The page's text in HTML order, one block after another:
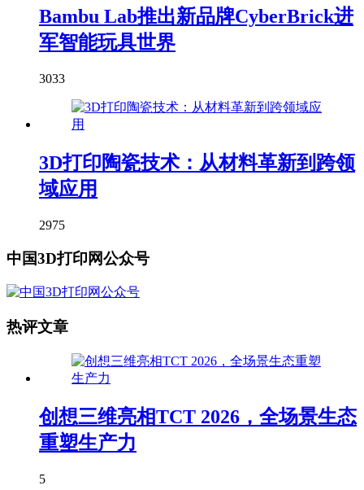
Bambu Lab推出新品牌CyberBrick进
军智能玩具世界
3033
3D打印陶瓷技术：从材料革新到跨领
域应用
2975
中国3D打印网公众号
热评文章
创想三维亮相TCT 2026，全场景生态
重塑生产力
5